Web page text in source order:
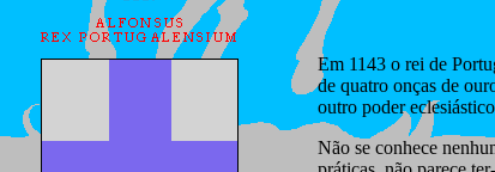
Em 1143 o rei de
de quatro onças de
outro poder
Não se conhece